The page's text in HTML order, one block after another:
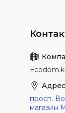
просп.
магазин